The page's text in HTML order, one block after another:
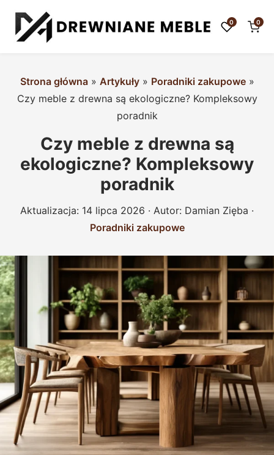
0 0
Strona główna» Artykuły» Poradniki zakupowe»
Czy meble z drewna są ekologiczne? Kompleksowy
poradnik
Czy meble z drewna są
ekologiczne? Kompleksowy
poradnik
Aktualizacja: 14 lipca 2026 · Autor: Damian Zięba ·
Poradniki zakupowe